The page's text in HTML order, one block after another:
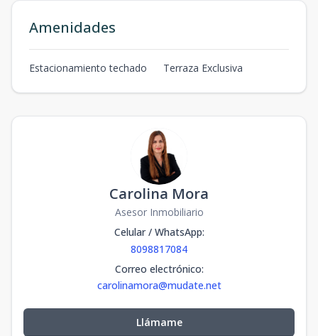
Amenidades
Estacionamiento techado Terraza Exclusiva
Carolina Mora
Asesor Inmobiliario
Celular / WhatsApp:
8098817084
Correo electrónico:
carolinamora@mudate.net
Llámame